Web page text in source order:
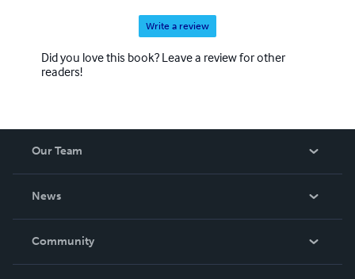
Write a review
Did you love this book? Leave a review for other
readers!
Our Team
News
In The News
Community